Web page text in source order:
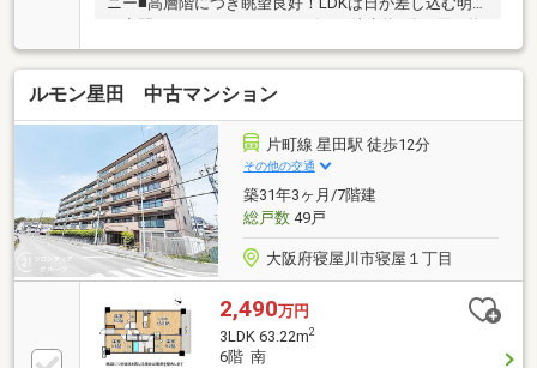
至便■香里園駅徒歩11分の好立地
ルモン星田 中古マンション
片町線 星田駅 徒歩12分
その他の交通
築31年3ヶ月/7階建
総戸数49戸
大阪府寝屋川市寝屋１丁目
2,490万円
3LDK 63.22m2
6階 南